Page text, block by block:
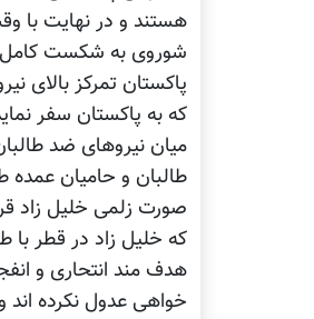
هستند و در نهایت با
شوروی به شکست کامل
پاکستان تمرکز بالای
که به پاکستان سفر
میان نیروهای ضد
طالبان و حامیان عمده
صورت زلمی خلیل زاد
که خلیل زاد در قطر
هدف مند انتحاری و
خواهی عدول نکرده